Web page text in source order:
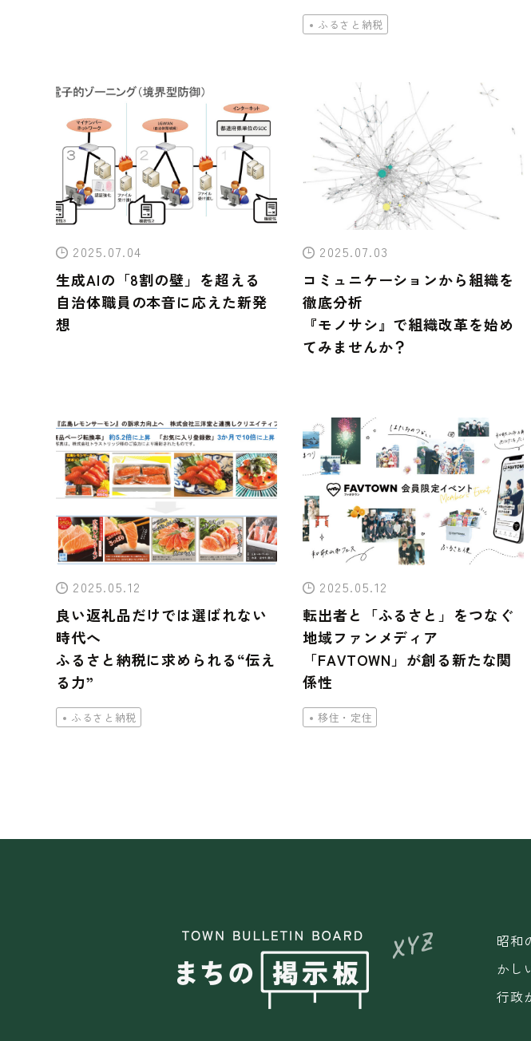
ふるさと納税
2025.07.04
生成AIの「8割の壁」を超える
自治体職員の本音に応えた新発
想
2025.07.03
コミュニケーションから組織を
徹底分析
『モノサシ』で組織改革を始め
てみませんか？
2025.05.12
良い返礼品だけでは選ばれない
時代へ
ふるさと納税に求められる“伝え
る力”
ふるさと納税
2025.05.12
転出者と「ふるさと」をつなぐ
地域ファンメディア
「FAVTOWN」が創る新たな関
係性
移住・定住
昭和
かし
行政